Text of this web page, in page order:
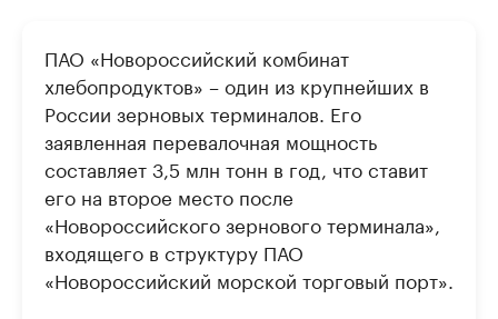
ПАО «Новороссийский комбинат
хлебопродуктов» – один из крупнейших в
России зерновых терминалов. Его
заявленная перевалочная мощность
составляет 3,5 млн тонн в год, что ставит
его на второе место после
«Новороссийского зернового терминала»,
входящего в структуру ПАО
«Новороссийский морской торговый порт».